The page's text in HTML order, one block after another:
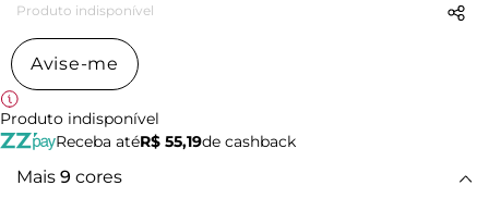
Produto indisponível
Avise-me
Produto indisponível
Receba atéR$ 55,19de cashback
Mais 9 cores